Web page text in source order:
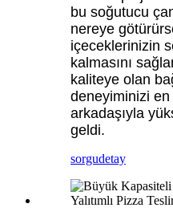
bu soğutucu
nereye
içeceklerinizin
kalmasını
kaliteye olan
deneyiminizi
arkadaşıyla
geldi.
sorgudetay